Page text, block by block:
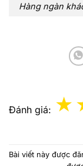
Hàng ngàn
Đánh giá:
Bài viết này được